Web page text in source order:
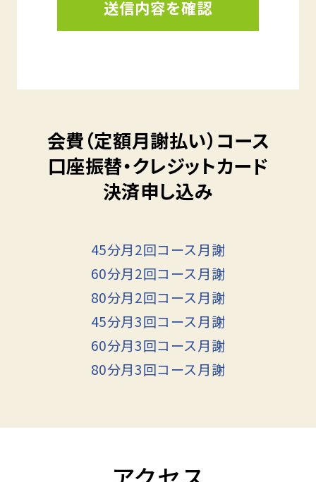
会費（定額月謝払い）コース
口座振替・クレジットカード
決済申し込み
45分月2回コース月謝
60分月2回コース月謝
80分月2回コース月謝
45分月3回コース月謝
60分月3回コース月謝
80分月3回コース月謝